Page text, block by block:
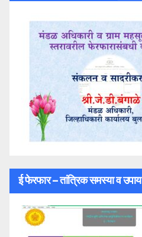
ई फेरफार – तांत्रिक समस्या व उपाय